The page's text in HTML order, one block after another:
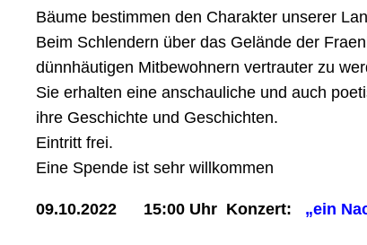
Bäume bestimmen den Charakter unserer
Beim Schlendern über das Gelände der
dünnhäutigen Mitbewohnern vertrauter zu
Sie erhalten eine anschauliche und auch
ihre Geschichte und Geschichten.
Eintritt frei.
Eine Spende ist sehr willkommen
09.10.2022 15:00 Uhr Konzert: „ein